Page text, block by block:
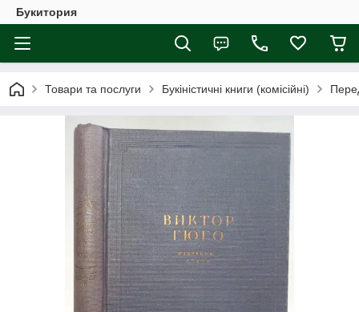
Букитория
Товари та послуги Букіністичні книги (комісійні)